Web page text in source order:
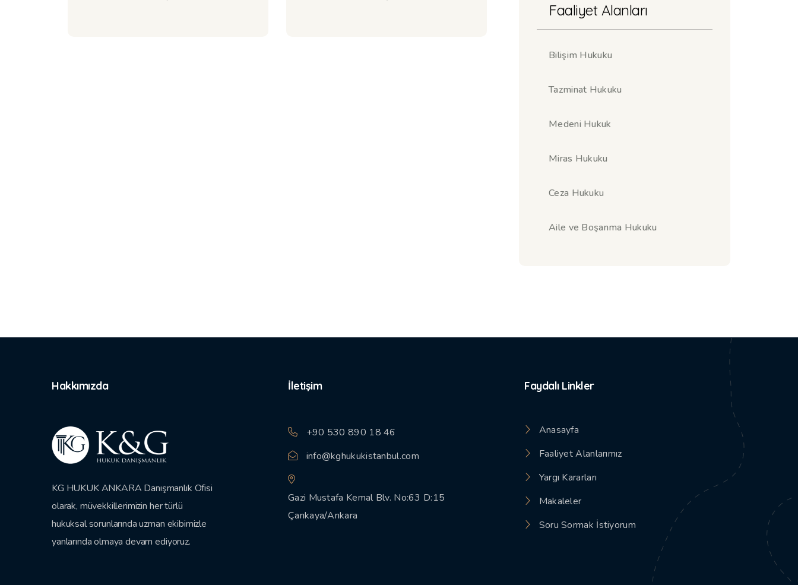
Faaliyet Alanları
Bilişim Hukuku
Tazminat Hukuku
Medeni Hukuk
Miras Hukuku
Ceza Hukuku
Aile ve Boşanma Hukuku
Hakkımızda
KG HUKUK ANKARA Danışmanlık Ofisi
olarak, müvekkillerimizin her türlü
hukuksal sorunlarında uzman ekibimizle
yanlarında olmaya devam ediyoruz.
İletişim
+90 530 890 18 46
info@kghukukistanbul.com
Gazi Mustafa Kemal Blv. No:63 D:15
Çankaya/Ankara
Faydalı Linkler
Anasayfa
Faaliyet Alanlarımız
Yargı Kararları
Makaleler
Soru Sormak İstiyorum